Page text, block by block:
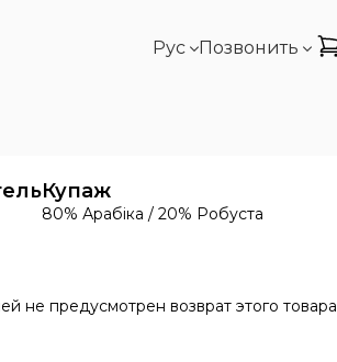
Рус Позвонить
Купаж
80% Арабіка / 20% Робуста
не предусмотрен возврат этого товара